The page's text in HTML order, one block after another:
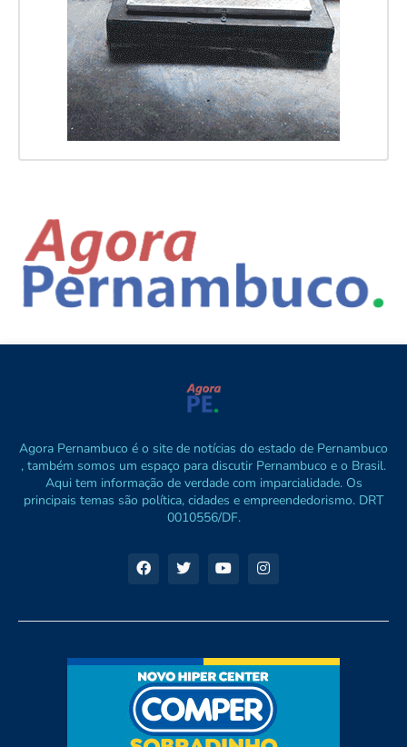
Agora Pernambuco é o site de notícias do estado de Pernambuco
, também somos um espaço para discutir Pernambuco e o Brasil.
Aqui tem informação de verdade com imparcialidade. Os
principais temas são política, cidades e empreendedorismo. DRT
0010556/DF.